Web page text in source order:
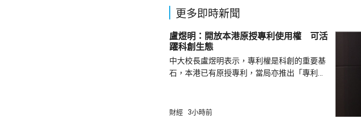
更多即時新聞
盧煜明：開放本港原授專利使用權 可活
躍科創生態
中大校長盧煜明表示，專利權是科創的重要基
石，本港已有原授專利，當局亦推出「專利
使用，相信會有更多人來港申請專利，活躍本
財經 3小時前